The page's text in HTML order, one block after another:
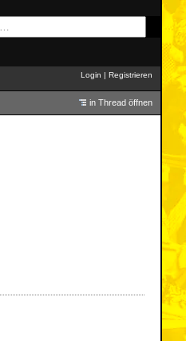
Login | Registrieren
in Thread öffnen